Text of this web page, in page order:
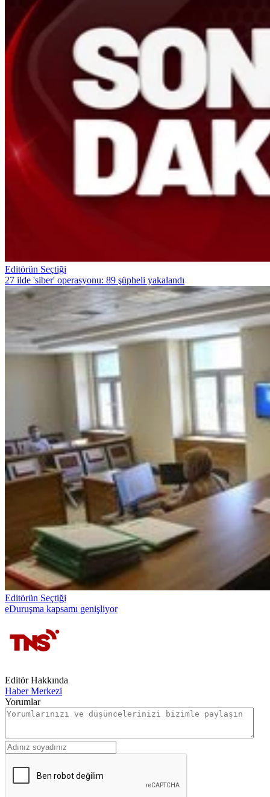
Editörün Seçtiği
27 ilde 'siber' operasyonu: 89 şüpheli yakalandı
Editörün Seçtiği
eDuruşma kapsamı genişliyor
Editör Hakkında
Haber Merkezi
Yorumlar